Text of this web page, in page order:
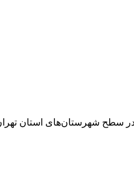
نصیری معاون اجتماعی سازمان بهزیستی کشور از توزیع ۲ هزار و ۱۵۰ کارت خرید ۳ میلیون تومانی به زنان سرپرست خانوار دهک درآمدی ۱